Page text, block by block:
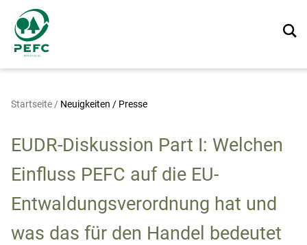
Startseite / Neuigkeiten / Presse
EUDR-Diskussion Part I: Welchen
Einfluss PEFC auf die EU-
Entwaldungsverordnung hat und
was das für den Handel bedeutet